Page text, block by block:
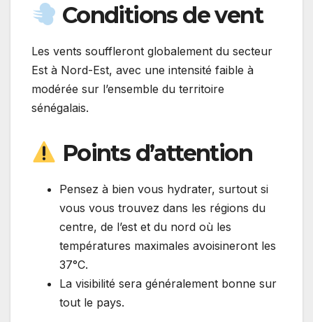
Conditions de vent
Les vents souffleront globalement du secteur
Est à Nord-Est, avec une intensité faible à
modérée sur l’ensemble du territoire
sénégalais.
Points d’attention
Pensez à bien vous hydrater, surtout si
vous vous trouvez dans les régions du
centre, de l’est et du nord où les
températures maximales avoisineront les
37°C.
La visibilité sera généralement bonne sur
tout le pays.